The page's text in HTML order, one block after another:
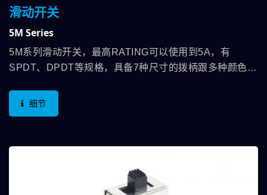
滑动开关
5M Series
5M系列滑动开关，最高RATING可以使用到5A，有
SPDT、DPDT等规格，具备7种尺寸的拨柄跟多种颜色可
设计，包含90度或180度的直立与横向，更棒的是在使用
方向还有垂直与横躺的规格。应用相当广泛，举凡各类的
都可以看到德利威5M滑动开关系列的身影。
细节